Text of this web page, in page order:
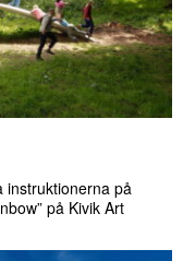
instruktionerna på
på Kivik Art